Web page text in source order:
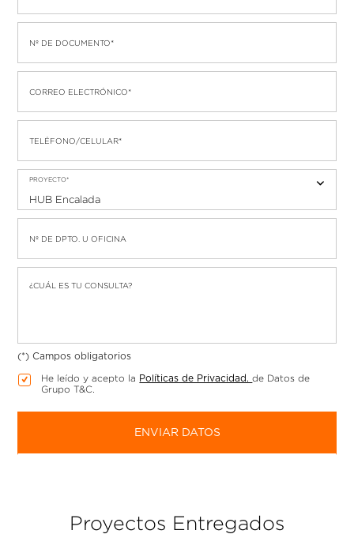
Nº DE DOCUMENTO*
CORREO ELECTRÓNICO*
TELÉFONO/CELULAR*
PROYECTO*
Nº DE DPTO. U OFICINA
¿CUÁL ES TU CONSULTA?
(*) Campos obligatorios
He leído y acepto la Políticas de Privacidad.de Datos de
Grupo T&C.
ENVIAR DATOS
Proyectos Entregados